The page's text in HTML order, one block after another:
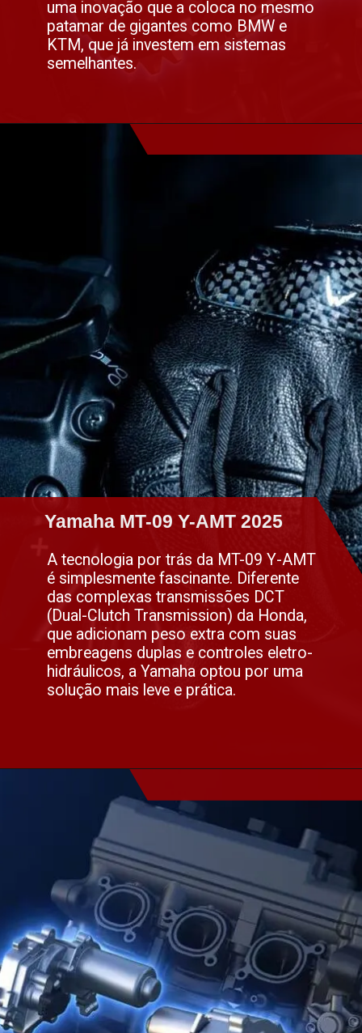
uma inovação que a coloca no mesmo
patamar de gigantes como BMW e
KTM, que já investem em sistemas
semelhantes.
Yamaha MT-09 Y-AMT 2025
Yamaha MT-09 Y-AMT 2025
A tecnologia por trás da MT-09 Y-AMT
é simplesmente fascinante. Diferente
das complexas transmissões DCT
(Dual-Clutch Transmission) da Honda,
que adicionam peso extra com suas
embreagens duplas e controles eletro-
hidráulicos, a Yamaha optou por uma
solução mais leve e prática.